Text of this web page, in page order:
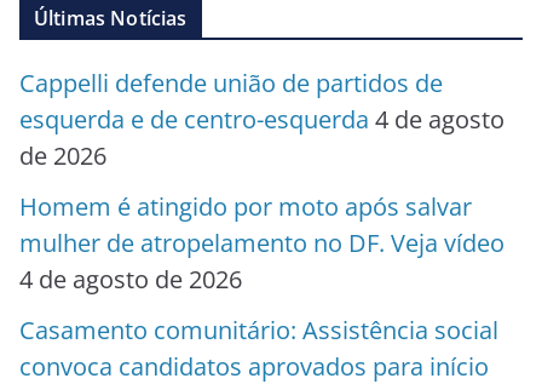
Últimas Notícias
Cappelli defende união de partidos de
esquerda e de centro-esquerda 4 de agosto
de 2026
Homem é atingido por moto após salvar
mulher de atropelamento no DF. Veja vídeo
4 de agosto de 2026
Casamento comunitário: Assistência social
convoca candidatos aprovados para início